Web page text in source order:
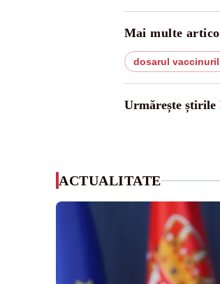
Mai multe
dosarul
Urmărește știrile
ACTUALITATE